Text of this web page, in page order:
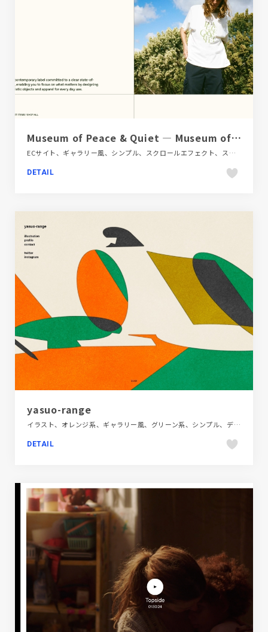
Museum of Peace & Quiet — Museum of Peace & Quiet
ECサイト、ギャラリー風、シンプル、スクロールエフェクト、スタイリッシュ、タイポグラフィー、ファッション・ビューティー、ブランド・サービスサイト、ベージュ・ゴールド系、大きめ写真、海外サイト
DETAIL
yasuo-range
イラスト、オレンジ系、ギャラリー風、グリーン系、シンプル、デザイン・アート・音楽・文芸、ホワイト系、ポートフォリオ、大きめ写真
DETAIL